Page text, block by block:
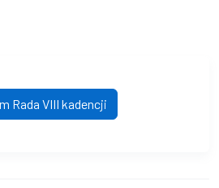
Rada VIII kadencji